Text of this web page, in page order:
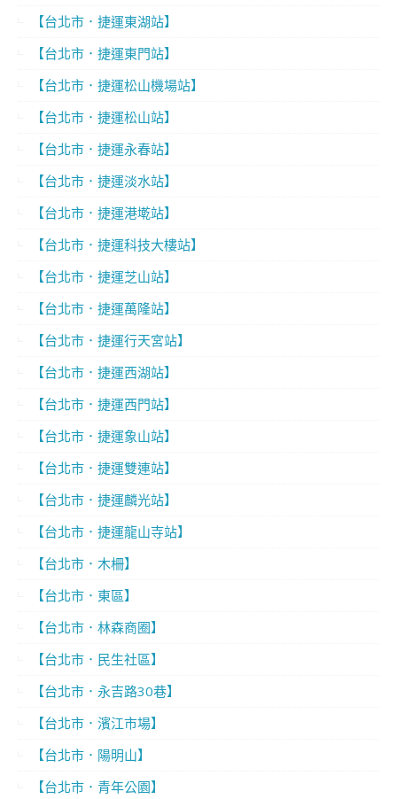
【台北市．捷運東湖站】
【台北市．捷運東門站】
【台北市．捷運松山機場站】
【台北市．捷運松山站】
【台北市．捷運永春站】
【台北市．捷運淡水站】
【台北市．捷運港墘站】
【台北市．捷運科技大樓站】
【台北市．捷運芝山站】
【台北市．捷運萬隆站】
【台北市．捷運行天宮站】
【台北市．捷運西湖站】
【台北市．捷運西門站】
【台北市．捷運象山站】
【台北市．捷運雙連站】
【台北市．捷運麟光站】
【台北市．捷運龍山寺站】
【台北市．木柵】
【台北市．東區】
【台北市．林森商圈】
【台北市．民生社區】
【台北市．永吉路30巷】
【台北市．濱江市場】
【台北市．陽明山】
【台北市．青年公園】